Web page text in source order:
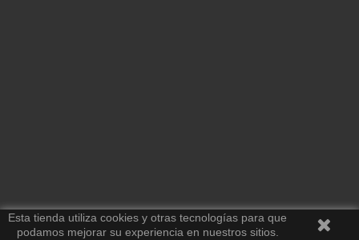
Esta tienda utiliza cookies y otras tecnologías para que
podamos mejorar su experiencia en nuestros sitios.